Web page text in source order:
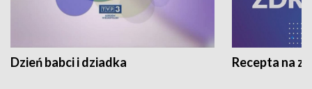
Dzień babci i dziadka Recepta na